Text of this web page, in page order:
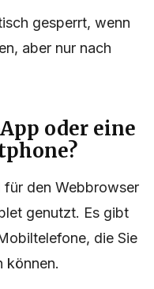
gesperrt, wenn
aber nur nach
oder eine
für den Webbrowser
genutzt. Es gibt
die Sie
können.